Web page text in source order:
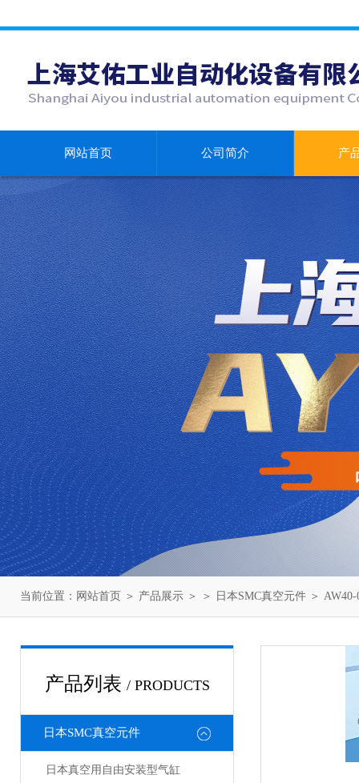
网站首页 公司简介 产
当前位置： 网站首页 ＞ 产品展示 ＞ ＞ 日本SMC真空元件 ＞
产品列表 / PRODUCTS
日本SMC真空元件
日本真空用自由安装型气缸